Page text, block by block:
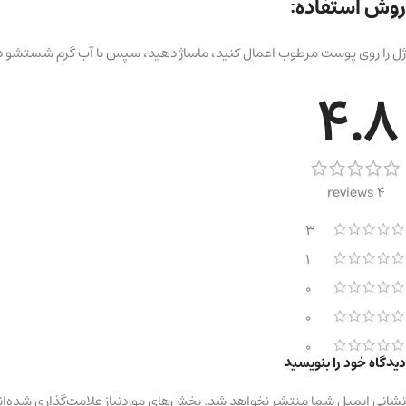
روش استفاده:
ژل را روی پوست مرطوب اعمال کنید، ماساژ دهید، سپس با آب گرم شستشو
4.8
4 reviews
3
1
0
0
0
دیدگاه خود را بنویسید
نشانی ایمیل شما منتشر نخواهد شد.بخش‌های موردنیاز علامت‌گذاری